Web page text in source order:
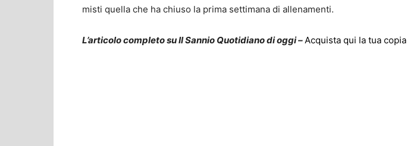
misti quella che ha chiuso la prima settimana di allenamenti.
L’articolo completo su Il Sannio Quotidiano di oggi – Acquista qui la tua copia